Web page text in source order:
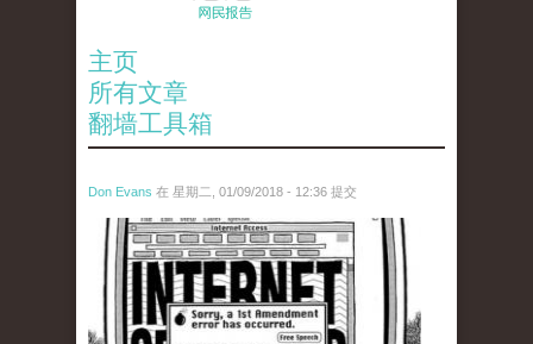
主页
所有文章
翻墙工具箱
Don Evans 在 星期二, 01/09/2018 - 12:36 提交
wechatimg866.jpeg